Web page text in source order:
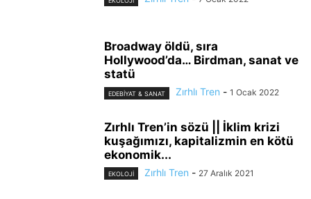
Broadway öldü, sıra
Hollywood’da… Birdman, sanat ve
statü
EDEBIYAT & SANAT Zırhlı Tren - 1 Ocak 2022
Zırhlı Tren’in sözü || İklim krizi
kuşağımızı, kapitalizmin en kötü
ekonomik...
EKOLOJI Zırhlı Tren - 27 Aralık 2021